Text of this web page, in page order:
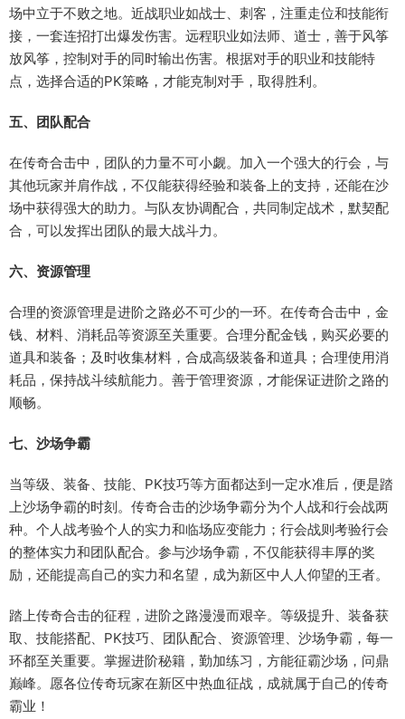
场中立于不败之地。近战职业如战士、刺客，注重走位和技能衔
接，一套连招打出爆发伤害。远程职业如法师、道士，善于风筝
放风筝，控制对手的同时输出伤害。根据对手的职业和技能特
点，选择合适的PK策略，才能克制对手，取得胜利。
五、团队配合
在传奇合击中，团队的力量不可小觑。加入一个强大的行会，与
其他玩家并肩作战，不仅能获得经验和装备上的支持，还能在沙
场中获得强大的助力。与队友协调配合，共同制定战术，默契配
合，可以发挥出团队的最大战斗力。
六、资源管理
合理的资源管理是进阶之路必不可少的一环。在传奇合击中，金
钱、材料、消耗品等资源至关重要。合理分配金钱，购买必要的
道具和装备；及时收集材料，合成高级装备和道具；合理使用消
耗品，保持战斗续航能力。善于管理资源，才能保证进阶之路的
顺畅。
七、沙场争霸
当等级、装备、技能、PK技巧等方面都达到一定水准后，便是踏
上沙场争霸的时刻。传奇合击的沙场争霸分为个人战和行会战两
种。个人战考验个人的实力和临场应变能力；行会战则考验行会
的整体实力和团队配合。参与沙场争霸，不仅能获得丰厚的奖
励，还能提高自己的实力和名望，成为新区中人人仰望的王者。
踏上传奇合击的征程，进阶之路漫漫而艰辛。等级提升、装备获
取、技能搭配、PK技巧、团队配合、资源管理、沙场争霸，每一
环都至关重要。掌握进阶秘籍，勤加练习，方能征霸沙场，问鼎
巅峰。愿各位传奇玩家在新区中热血征战，成就属于自己的传奇
霸业！